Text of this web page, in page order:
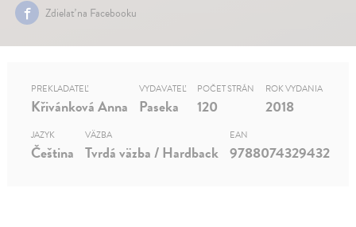
Zdielať na Facebooku
PREKLADATEĽ
Křivánková Anna
VYDAVATEĽ
Paseka
POČET STRÁN
120
ROK VYDANIA
2018
JAZYK
Čeština
VÄZBA
Tvrdá väzba / Hardback
EAN
9788074329432